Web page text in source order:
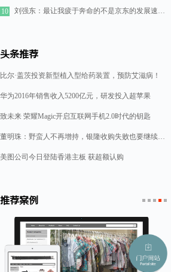
10 刘强东：最让我疲于奔命的不是京东的发展速度，而是如何管理好11万人的队伍
头条推荐
比尔·盖茨投资新型植入型给药装置，预防艾滋病！
华为2016年销售收入5200亿元，研发投入超苹果
致未来 荣耀Magic开启互联网手机2.0时代的钥匙
董明珠：野蛮人不再增持，银隆收购失败也要继续造格力汽车
美图公司今日登陆香港主板 获超额认购
推荐案例
1 2